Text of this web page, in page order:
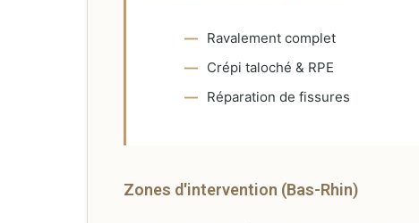
Ravalement complet
Crépi taloché & RPE
Réparation de fissures
Zones d'intervention (Bas-Rhin)